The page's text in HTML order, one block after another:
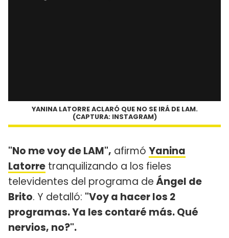
YANINA LATORRE ACLARÓ QUE NO SE IRÁ DE LAM.
(CAPTURA: INSTAGRAM)
"No me voy de LAM", afirmó Yanina
Latorre tranquilizando a los fieles
televidentes del programa deÁngel de
Brito. Y detalló: "Voy a hacer los 2
programas. Ya les contaré más. Qué
nervios, no?".